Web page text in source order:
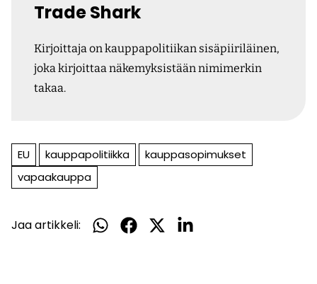
Trade Shark
Kirjoittaja on kauppapolitiikan sisäpiiriläinen,
joka kirjoittaa näkemyksistään nimimerkin
takaa.
EU kauppapolitiikka
kauppasopimukset
vapaakauppa
Jaa artikkeli:
Jaa
Jaa
Jaa
Jaa